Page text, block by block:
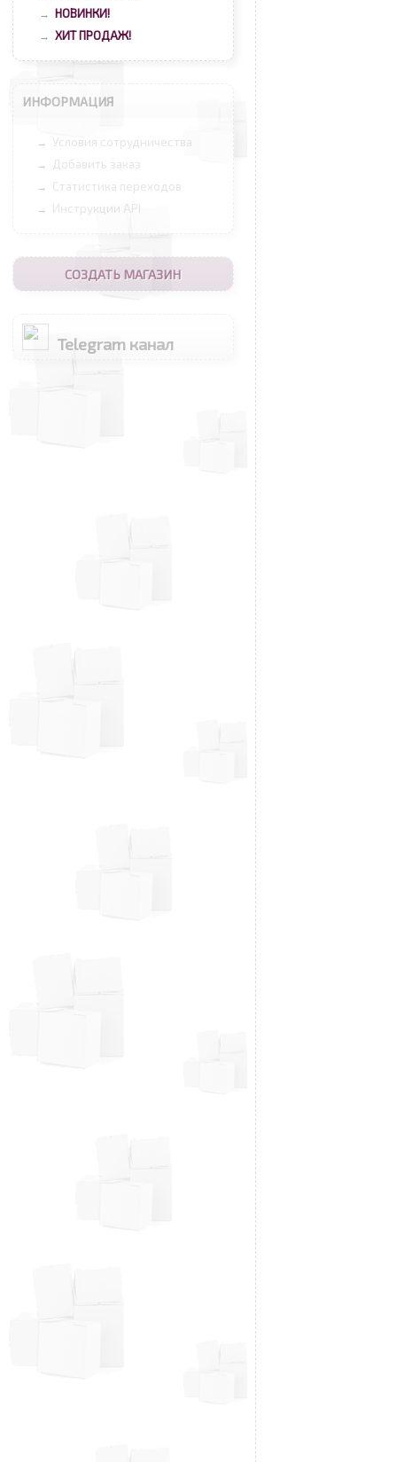
→ НОВИНКИ!
→ ХИТ ПРОДАЖ!
ИНФОРМАЦИЯ
→ Условия сотрудничества
→ Добавить заказ
→ Статистика переходов
→ Инструкции API
СОЗДАТЬ МАГАЗИН
Telegram канал